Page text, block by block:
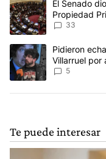
Un artículo deEl Senado
Propiedad
Ley del
33
Un artículo dePidieron
Villarruel por
5